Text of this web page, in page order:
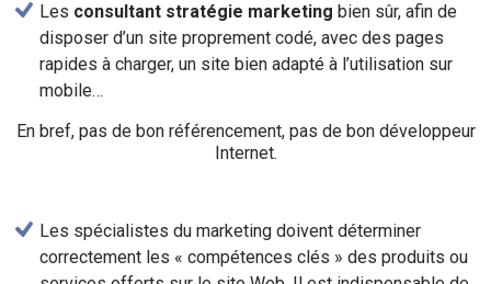
Les consultant stratégie marketing bien sûr, afin de
disposer d’un site proprement codé, avec des pages
rapides à charger, un site bien adapté à l’utilisation sur
mobile…
En bref, pas de bon référencement, pas de bon développeur
Internet.
Les spécialistes du marketing doivent déterminer
correctement les « compétences clés » des produits ou